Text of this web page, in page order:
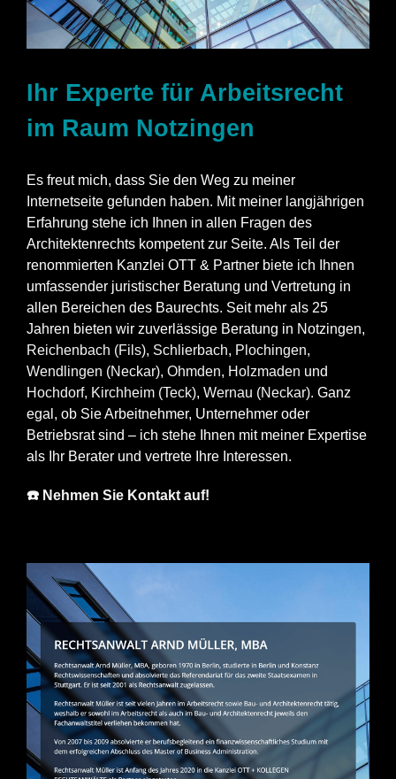
Ihr Experte für Arbeitsrecht
im Raum Notzingen
Es freut mich, dass Sie den Weg zu meiner
Internetseite gefunden haben. Mit meiner langjährigen
Erfahrung stehe ich Ihnen in allen Fragen des
Architektenrechts kompetent zur Seite. Als Teil der
renommierten Kanzlei OTT & Partner biete ich Ihnen
umfassender juristischer Beratung und Vertretung in
allen Bereichen des Baurechts. Seit mehr als 25
Jahren bieten wir zuverlässige Beratung in Notzingen,
Reichenbach (Fils), Schlierbach, Plochingen,
Wendlingen (Neckar), Ohmden, Holzmaden und
Hochdorf, Kirchheim (Teck), Wernau (Neckar). Ganz
egal, ob Sie Arbeitnehmer, Unternehmer oder
Betriebsrat sind – ich stehe Ihnen mit meiner Expertise
als Ihr Berater und vertrete Ihre Interessen.
☎️ Nehmen Sie Kontakt auf!